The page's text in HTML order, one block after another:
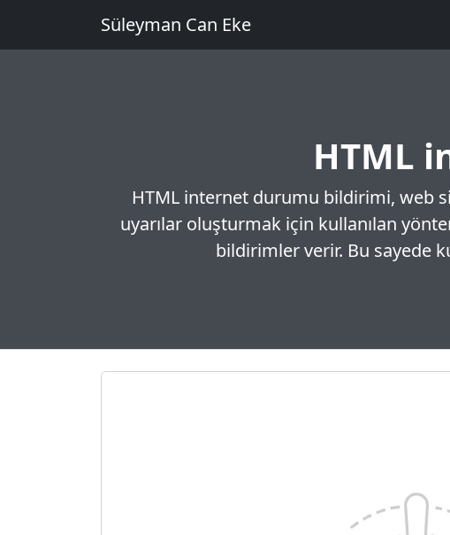
Süleyman Can Eke
HTML
HTML internet durumu bildirimi, web
uyarılar oluşturmak için kullanılan
bildirimler verir. Bu sayede